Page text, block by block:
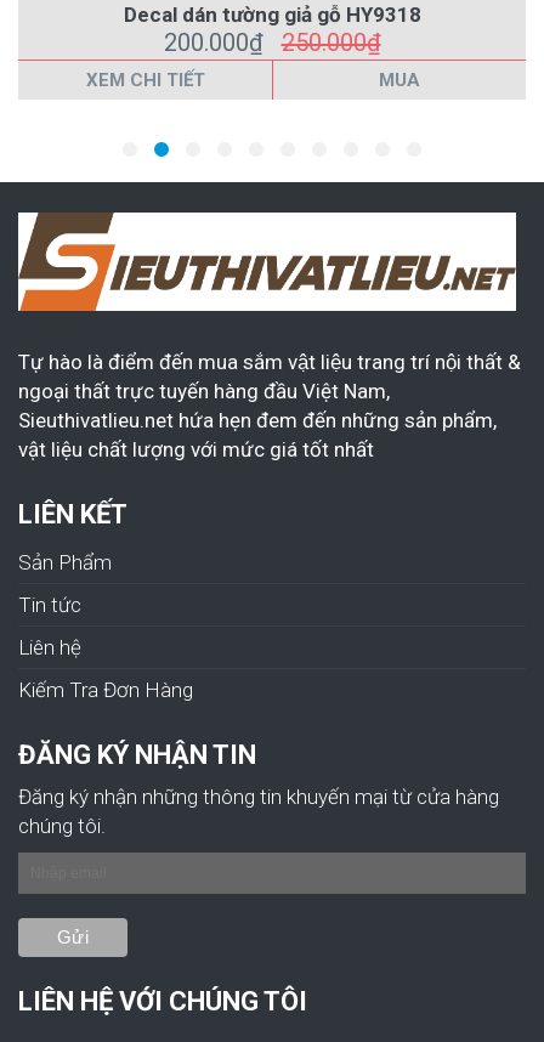
Decal dán tường giả gỗ HY9318
200.000₫250.000₫
XEM CHI TIẾT MUA
Tự hào là điểm đến mua sắm vật liệu trang trí nội thất &
ngoại thất trực tuyến hàng đầu Việt Nam,
Sieuthivatlieu.net hứa hẹn đem đến những sản phẩm,
vật liệu chất lượng với mức giá tốt nhất
LIÊN KẾT
Sản Phẩm
Tin tức
Liên hệ
Kiếm Tra Đơn Hàng
ĐĂNG KÝ NHẬN TIN
Đăng ký nhận những thông tin khuyến mại từ cửa hàng
chúng tôi.
LIÊN HỆ VỚI CHÚNG TÔI